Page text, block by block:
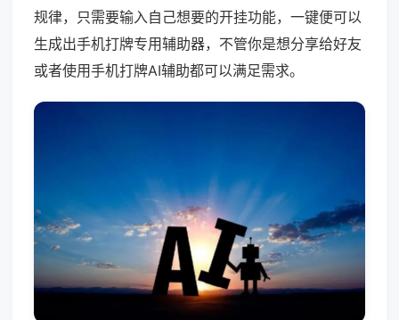
规律，只需要输入自己想要的开挂功能，一键便可以
生成出手机打牌专用辅助器，不管你是想分享给好友
或者使用手机打牌AI辅助都可以满足需求。